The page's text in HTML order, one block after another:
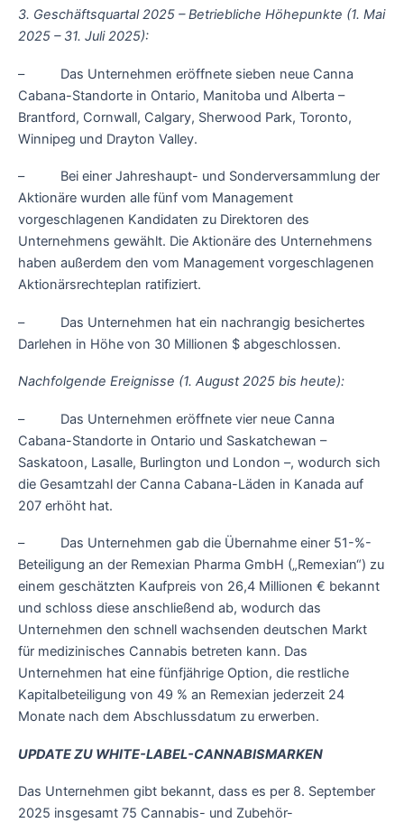
3. Geschäftsquartal 2025 – Betriebliche Höhepunkte (1. Mai
2025 – 31. Juli 2025):
– Das Unternehmen eröffnete sieben neue Canna
Cabana-Standorte in Ontario, Manitoba und Alberta –
Brantford, Cornwall, Calgary, Sherwood Park, Toronto,
Winnipeg und Drayton Valley.
– Bei einer Jahreshaupt- und Sonderversammlung der
Aktionäre wurden alle fünf vom Management
vorgeschlagenen Kandidaten zu Direktoren des
Unternehmens gewählt. Die Aktionäre des Unternehmens
haben außerdem den vom Management vorgeschlagenen
Aktionärsrechteplan ratifiziert.
– Das Unternehmen hat ein nachrangig besichertes
Darlehen in Höhe von 30 Millionen $ abgeschlossen.
Nachfolgende Ereignisse (1. August 2025 bis heute):
– Das Unternehmen eröffnete vier neue Canna
Cabana-Standorte in Ontario und Saskatchewan –
Saskatoon, Lasalle, Burlington und London –, wodurch sich
die Gesamtzahl der Canna Cabana-Läden in Kanada auf
207 erhöht hat.
– Das Unternehmen gab die Übernahme einer 51-%-
Beteiligung an der Remexian Pharma GmbH („Remexian“) zu
einem geschätzten Kaufpreis von 26,4 Millionen € bekannt
und schloss diese anschließend ab, wodurch das
Unternehmen den schnell wachsenden deutschen Markt
für medizinisches Cannabis betreten kann. Das
Unternehmen hat eine fünfjährige Option, die restliche
Kapitalbeteiligung von 49 % an Remexian jederzeit 24
Monate nach dem Abschlussdatum zu erwerben.
UPDATE ZU WHITE-LABEL-CANNABISMARKEN
Das Unternehmen gibt bekannt, dass es per 8. September
2025 insgesamt 75 Cannabis- und Zubehör-